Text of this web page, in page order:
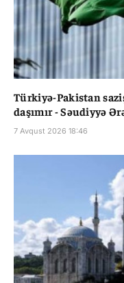
Türkiyə-Pakistan
daşımır - Səudiyyə
7 Avqust 2026 18:46